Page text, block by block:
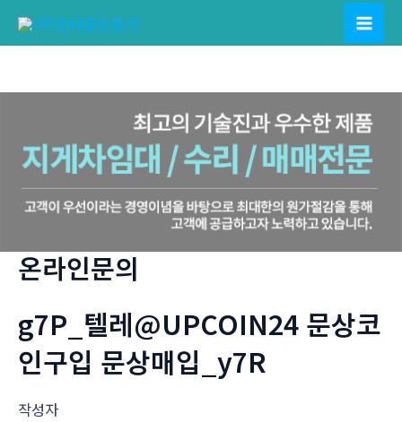
Main
온라인문의
g7P_텔레@UPCOIN24 문상코
인구입 문상매입_y7R
작성자